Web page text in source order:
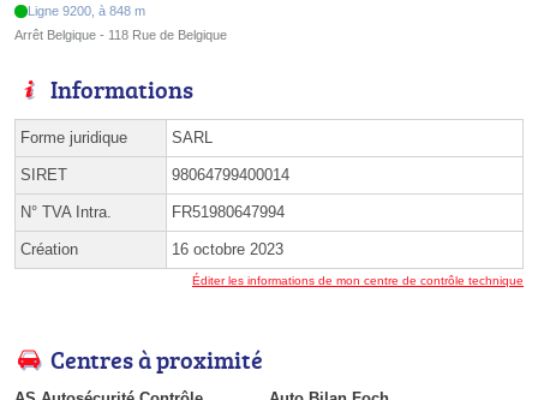
Ligne 9200, à 848 m
Arrêt Belgique - 118 Rue de Belgique
Informations
Forme juridique SARL
SIRET 98064799400014
N° TVA Intra. FR51980647994
Création 16 octobre 2023
Éditer les informations de mon centre de contrôle technique
Centres à proximité